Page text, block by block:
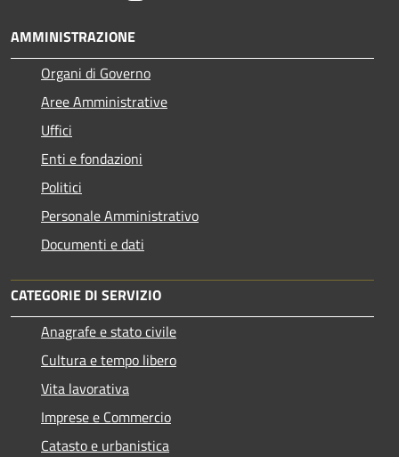
AMMINISTRAZIONE
Organi di Governo
Aree Amministrative
Uffici
Enti e fondazioni
Politici
Personale Amministrativo
Documenti e dati
CATEGORIE DI SERVIZIO
Anagrafe e stato civile
Cultura e tempo libero
Vita lavorativa
Imprese e Commercio
Catasto e urbanistica